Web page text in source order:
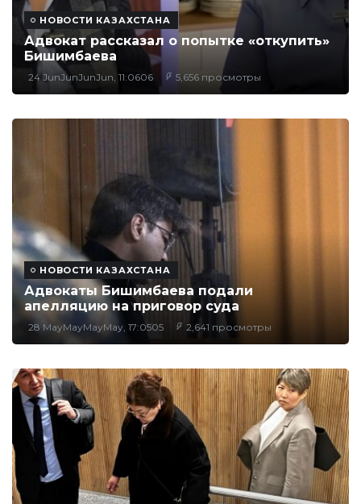
НОВОСТИ КАЗАХСТАНА
Адвокат рассказал о попытке «откупить»
Бишимбаева
24 JunJunJunJun, 11:0606 5,656 просмотры
НОВОСТИ КАЗАХСТАНА
Адвокаты Бишимбаева подали
апелляцию на приговор суда
28 MayMayMayMay, 17:0505 2,641 просмотры